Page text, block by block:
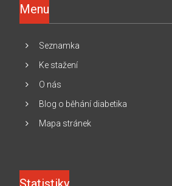
Menu
Seznamka
Ke stažení
O nás
Blog o běhání diabetika
Mapa stránek